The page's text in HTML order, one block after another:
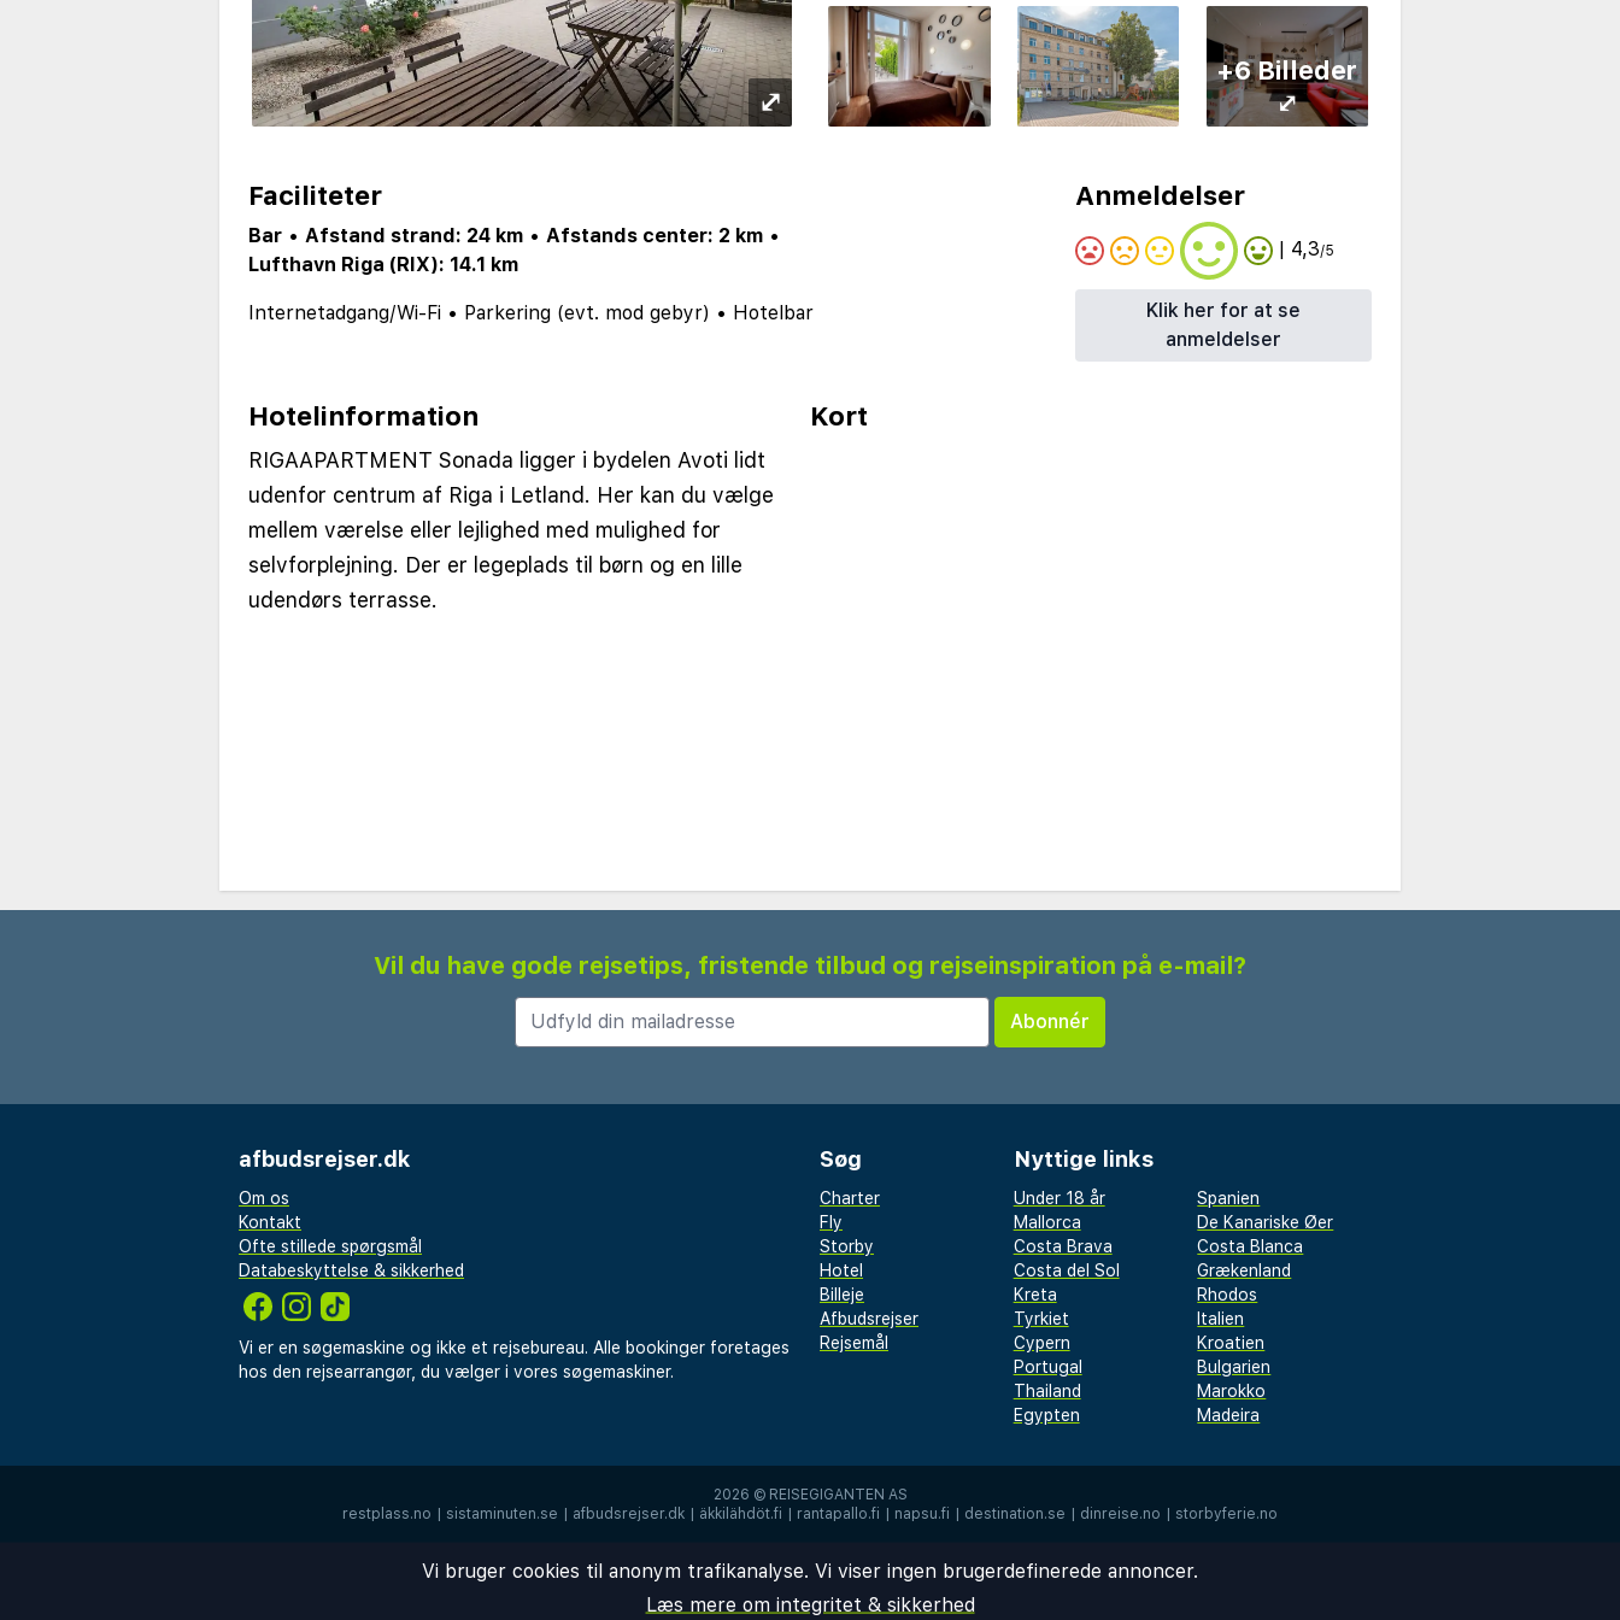
⤢
+6 Billeder
⤢
Faciliteter
Bar • Afstand strand: 24 km • Afstands center: 2 km •
Lufthavn Riga (RIX): 14.1 km
Internetadgang/Wi-Fi • Parkering (evt. mod gebyr) • Hotelbar
Anmeldelser
| 4,3/5
Klik her for at se
anmeldelser
Hotelinformation
RIGAAPARTMENT Sonada ligger i bydelen Avoti lidt
udenfor centrum af Riga i Letland. Her kan du vælge
mellem værelse eller lejlighed med mulighed for
selvforplejning. Der er legeplads til børn og en lille
udendørs terrasse.
Kort
Vil du have gode rejsetips, fristende tilbud og rejseinspiration på e-mail?
afbudsrejser.dk
Om os
Kontakt
Ofte stillede spørgsmål
Databeskyttelse & sikkerhed
Vi er en søgemaskine og ikke et rejsebureau. Alle bookinger foretages
hos den rejsearrangør, du vælger i vores søgemaskiner.
Søg
Charter
Fly
Storby
Hotel
Billeje
Afbudsrejser
Rejsemål
Nyttige links
Under 18 år
Spanien
Mallorca
De Kanariske Øer
Costa Brava
Costa Blanca
Costa del Sol
Grækenland
Kreta
Rhodos
Tyrkiet
Italien
Cypern
Kroatien
Portugal
Bulgarien
Thailand
Marokko
Egypten
Madeira
2026 © REISEGIGANTEN AS
restplass.no
sistaminuten.se afbudsrejser.dk äkkilähdöt.fi rantapallo.fi napsu.fi destination.se dinreise.no storbyferie.no
Vi bruger cookies til anonym trafikanalyse. Vi viser ingen brugerdefinerede annoncer.
Læs mere om integritet & sikkerhed